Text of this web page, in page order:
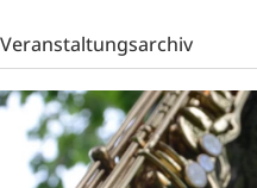
Veranstaltungsarchiv